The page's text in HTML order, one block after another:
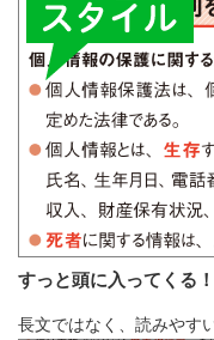
すっと頭に入ってくる
長文ではなく、読みやす